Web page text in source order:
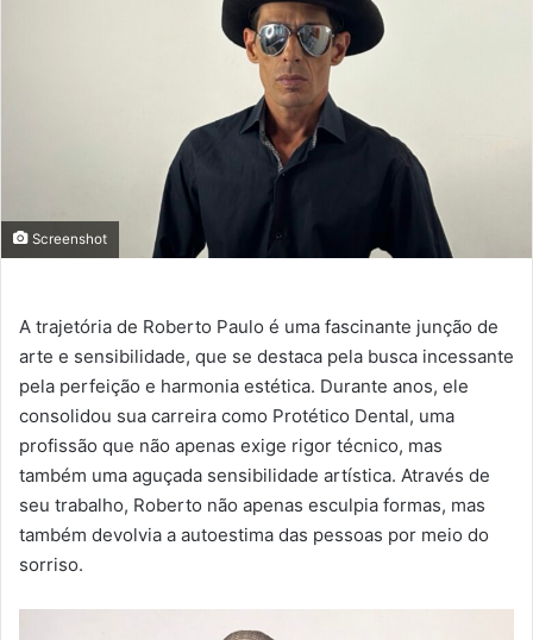
Screenshot
A trajetória de Roberto Paulo é uma fascinante junção de
arte e sensibilidade, que se destaca pela busca incessante
pela perfeição e harmonia estética. Durante anos, ele
consolidou sua carreira como Protético Dental, uma
profissão que não apenas exige rigor técnico, mas
também uma aguçada sensibilidade artística. Através de
seu trabalho, Roberto não apenas esculpia formas, mas
também devolvia a autoestima das pessoas por meio do
sorriso.